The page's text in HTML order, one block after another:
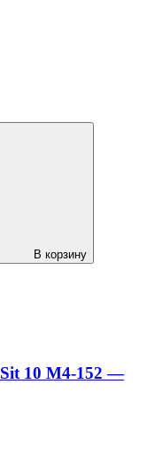
В корзину
10 M4-152 —